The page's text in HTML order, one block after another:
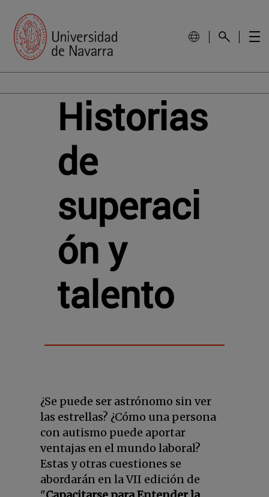
Historias
de
superaci
ón y
talento
¿Se puede ser astrónomo sin ver
las estrellas? ¿Cómo una persona
con autismo puede aportar
ventajas en el mundo laboral?
Estas y otras cuestiones se
abordarán en la VII edición de